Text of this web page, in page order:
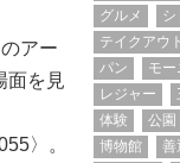
アー
面を見
〉。
グルメ
テイクアウト
パン
モー
レジャー
体験
公園
博物館
善